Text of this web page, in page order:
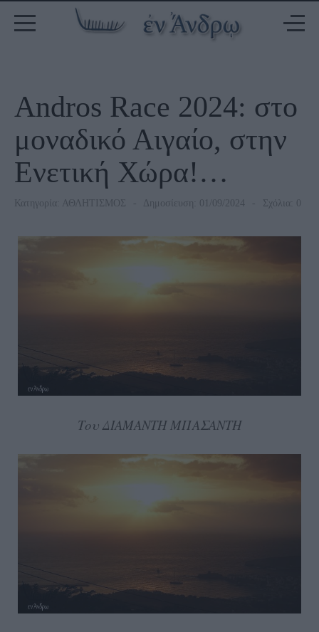
Andros Race 2024: στο
μοναδικό Αιγαίο, στην
Ενετική Χώρα!…
Κατηγορία: ΑΘΛΗΤΙΣΜΟΣ Δημοσίευση: 01/09/2024 Σχόλια: 0
Του ΔΙΑΜΑΝΤΗ ΜΠΑΣΑΝΤΗ